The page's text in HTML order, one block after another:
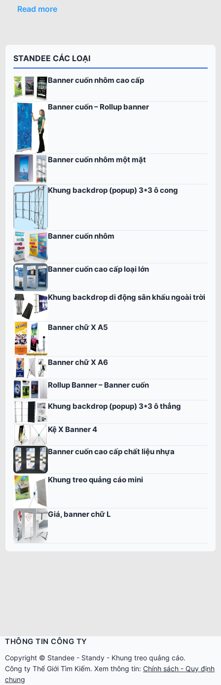
Read more
STANDEE CÁC LOẠI
Banner cuốn nhôm cao cấp
Banner cuốn – Rollup banner
Banner cuốn nhôm một mặt
Khung backdrop (popup) 3*3 ô cong
Banner cuốn nhôm
Banner cuốn cao cấp loại lớn
Khung backdrop di động sân khấu ngoài trời
Banner chữ X A5
Banner chữ X A6
Rollup Banner – Banner cuốn
Khung backdrop (popup) 3*3 ô thẳng
Kệ X Banner 4
Banner cuốn cao cấp chất liệu nhựa
Khung treo quảng cáo mini
Giá, banner chữ L
THÔNG TIN CÔNG TY
Copyright © Standee - Standy - Khung treo quảng cáo.
Công ty Thế Giới Tìm Kiếm. Xem thông tin: Chính sách - Quy định
chung